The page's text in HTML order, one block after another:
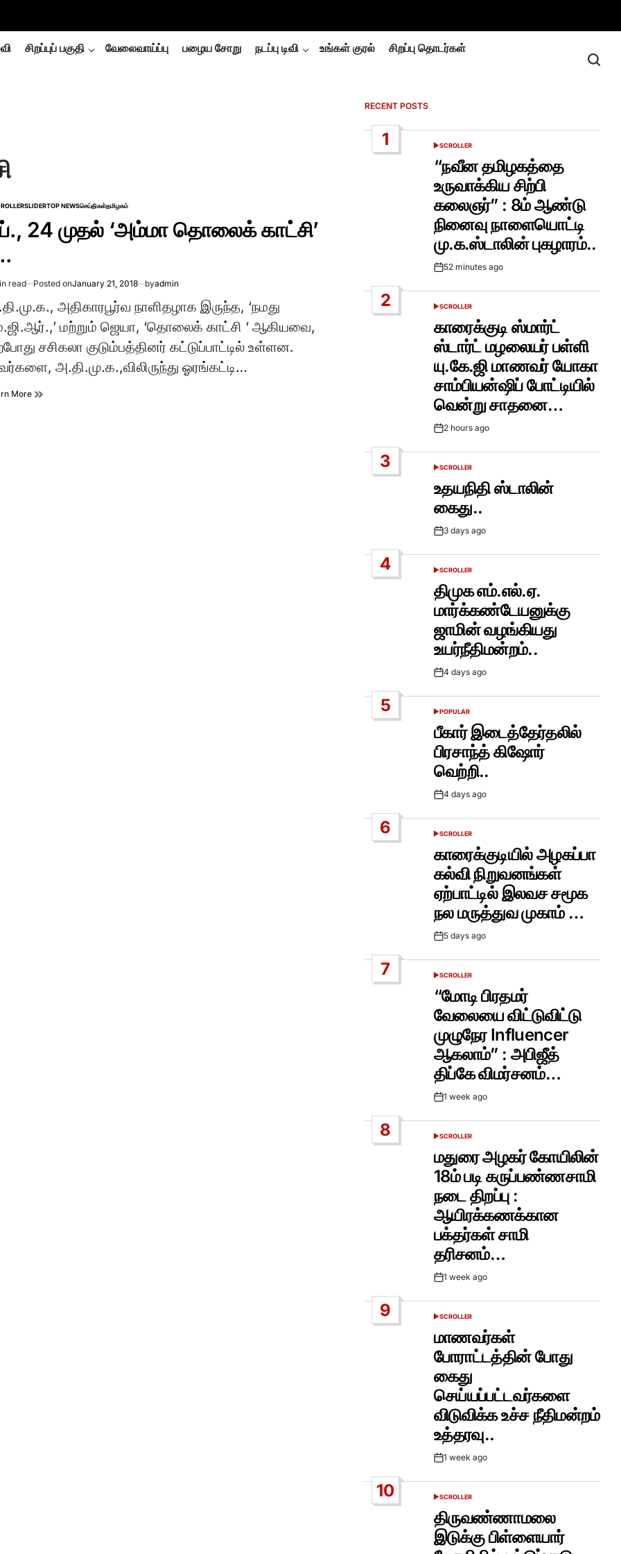
சிறப்புப் பகுதி வேலைவாய்ப்பு பழைய சோறு நடப்பு டிவி உங்கள் குரல் சிறப்பு தொடர்கள்
SLIDERTOP NEWSசெய்திகள்தமிழகம்
24 முதல் ‘அம்மா தொலைக் காட்சி’
read Posted onJanuary 21, 2018 byadmin
அதிகாரபூர்வ நாளிதழாக இருந்த, ‘நமது
மற்றும் ஜெயா, ‘தொலைக் காட்சி ‘ ஆகியவை,
சசிகலா குடும்பத்தினர் கட்டுப்பாட்டில் உள்ளன.
அ.தி.மு.க.,விலிருந்து ஓரங்கட்டி…
More
RECENT POSTS
1
POSTED
SCROLLER
“நவீன தமிழகத்தை
உருவாக்கிய சிற்பி
கலைஞர்” : 8ம் ஆண்டு
நினைவு நாளையொட்டி
மு.க.ஸ்டாலின் புகழாரம்..
Post52 minutes ago
2
POSTED
SCROLLER
காரைக்குடி ஸ்மார்ட்
ஸ்டார்ட் மழலையர் பள்ளி
யு.கே.ஜி மாணவர் யோகா
சாம்பியன்ஷிப் போட்டியில்
வென்று சாதனை…
Post2 hours ago
3
POSTED
SCROLLER
உதயநிதி ஸ்டாலின்
கைது..
Post3 days ago
4
POSTED
SCROLLER
திமுக எம்.எல்.ஏ.
மார்க்கண்டேயனுக்கு
ஜாமின் வழங்கியது
உயர்நீதிமன்றம்..
Post4 days ago
5
POSTED
POPULAR
பீகார் இடைத்தேர்தலில்
பிரசாந்த் கிஷோர்
வெற்றி..
Post4 days ago
6
POSTED
SCROLLER
காரைக்குடியில் அழகப்பா
கல்வி நிறுவனங்கள்
ஏற்பாட்டில் இலவச சமூக
நல மருத்துவ முகாம் …
Post5 days ago
7
POSTED
SCROLLER
“மோடி பிரதமர்
வேலையை விட்டுவிட்டு
முழுநேர Influencer
ஆகலாம்” : அபிஜீத்
திப்கே விமர்சனம்…
Post1 week ago
8
POSTED
SCROLLER
மதுரை அழகர் கோயிலின்
18ம் படி கருப்பண்ணசாமி
நடை திறப்பு :
ஆயிரக்கணக்கான
பக்தர்கள் சாமி
தரிசனம்…
Post1 week ago
9
POSTED
SCROLLER
மாணவர்கள்
போராட்டத்தின் போது
கைது
செய்யப்பட்டவர்களை
விடுவிக்க உச்ச நீதிமன்றம்
உத்தரவு..
Post1 week ago
10
POSTED
SCROLLER
திருவண்ணாமலை
இடுக்கு பிள்ளையார்